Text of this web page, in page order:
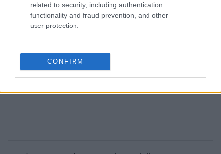
related to security, including authentication
functionality and fraud prevention, and other
user protection.
CONFIRM